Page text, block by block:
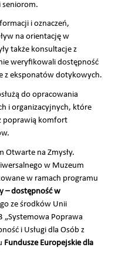
seniorom.
i oznaczeń,
na orientację w
także konsultacje z
weryfikowali dostępność
z eksponatów dotykowych.
do opracowania
i organizacyjnych, które
poprawią komfort
Otwarte na Zmysły.
w Muzeum
w ramach programu
– dostępność w
ze środków Unii
„Systemowa Poprawa
i Usługi dla Osób z
Fundusze Europejskie dla